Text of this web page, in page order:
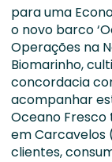
para uma
o novo barco
Operações na
Biomarinho,
concordacia
acompanhar
Oceano Fresco
em Carcavelos
clientes,